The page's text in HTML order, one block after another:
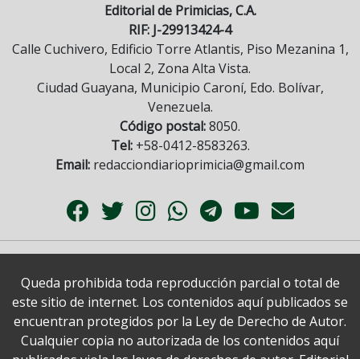
Editorial de Primicias, C.A.
RIF: J-29913424-4
Calle Cuchivero, Edificio Torre Atlantis, Piso Mezanina 1,
Local 2, Zona Alta Vista.
Ciudad Guayana, Municipio Caroní, Edo. Bolívar,
Venezuela.
Código postal:8050.
Tel:+58-0412-8583263.
Email: redacciondiarioprimicia@gmail.com
Queda prohibida toda reproducción parcial o total de
este sitio de internet. Los contenidos aquí publicados se
encuentran protegidos por la Ley de Derecho de Autor.
Cualquier copia no autorizada de los contenidos aquí